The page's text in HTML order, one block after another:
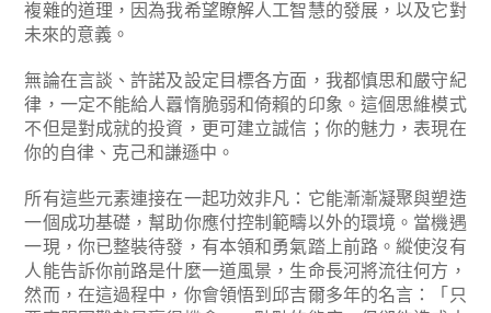
複雜的道理，因為我希望瞭解人工智慧的發展，以及它對
未來的意義。
無論在言談、許諾及設定目標各方面，我都慎思和嚴守紀
律，一定不能給人囂惰脆弱和倚賴的印象。這個思維模式
不但是對成就的投資，更可建立誠信；你的魅力，表現在
你的自律、克己和謙遜中。
所有這些元素連接在一起功效非凡：它能漸漸凝聚與塑造
一個成功基礎，幫助你應付控制範疇以外的環境。當機遇
一現，你已整裝待發，有本領和勇氣踏上前路。縱使沒有
人能告訴你前路是什麼一道風景，生命長河將流往何方，
然而，在這過程中，你會領悟到邱吉爾多年的名言：「只